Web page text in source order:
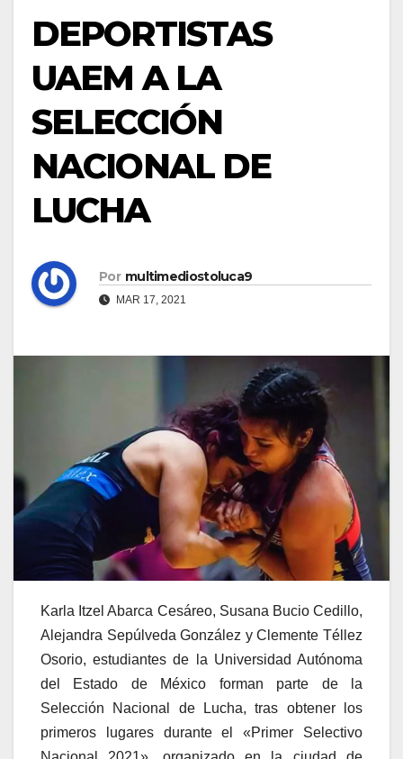
DEPORTISTAS
UAEM A LA
SELECCIÓN
NACIONAL DE
LUCHA
Por multimediostoluca9
MAR 17, 2021
Karla Itzel Abarca Cesáreo, Susana Bucio Cedillo,
Alejandra Sepúlveda González y Clemente Téllez
Osorio, estudiantes de la Universidad Autónoma
del Estado de México forman parte de la
Selección Nacional de Lucha, tras obtener los
primeros lugares durante el «Primer Selectivo